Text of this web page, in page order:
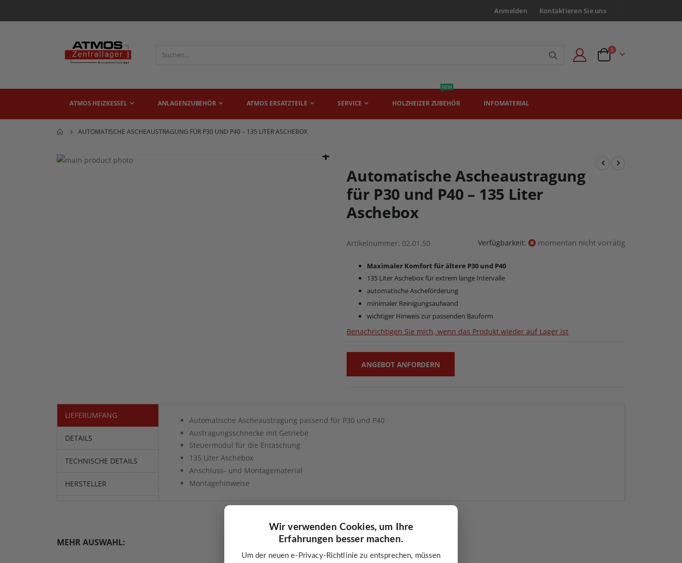
Wir verwenden Cookies, um Ihre
Erfahrungen besser machen.
Um der neuen e-Privacy-Richtlinie zu entsprechen, müssen
Anmelden Kontaktieren Sie uns
Angebotsanfrage
0 Artikel
ATMOS HEIZKESSEL ANLAGENZUBEHÖR ATMOS ERSATZTEILE SERVICE HOLZHEIZER ZUBEHÖR
NEW
INFOMATERIAL
AUTOMATISCHE ASCHEAUSTRAGUNG FÜR P30 UND P40 – 135 LITER ASCHEBOX
Zum
Automatische Ascheaustragung
für P30 und P40 – 135 Liter
Aschebox
Artikelnummer 02.01.50 Verfügbarkeit: momentan nicht vorrätig
Maximaler Komfort für ältere P30 und P40
135 Liter Aschebox für extrem lange Intervalle
automatische Ascheförderung
minimaler Reinigungsaufwand
wichtiger Hinweis zur passenden Bauform
Benachrichtigen Sie mich, wenn das Produkt wieder auf Lager ist
ANGEBOT ANFORDERN
LIEFERUMFANG
DETAILS
TECHNISCHE DETAILS
HERSTELLER
Automatische Ascheaustragung passend für P30 und P40
Austragungsschnecke mit Getriebe
Steuermodul für die Entaschung
135 Liter Aschebox
Anschluss- und Montagematerial
Montagehinweise
MEHR AUSWAHL: